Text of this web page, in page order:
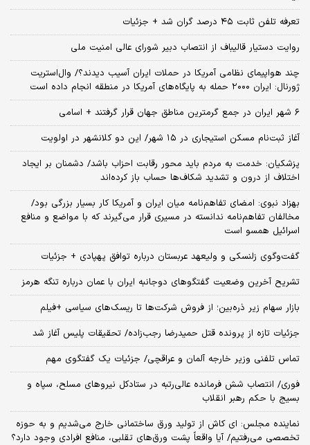
تعرفه تلفن ثابت ۴۵ درصد گران شد + جزئیات
روایت دستیار قالیباف از انتصاب دبیر شورای عالی امنیت ملی
چند هواپیمای نظامی آمریکا در حملات ایران آسیب دیدند؟/ وال‌استریت
ژورنال: ایران ۲۰۰۰ حمله به پایگاه‌های آمریکا در منطقه انجام داده است
۶ شهر ایران در جمع گرمترین مناطق جهان قرار گرفتند + اسامی
آغاز ثبت‌نام مسکن استیجاری در ۱۵ شهر/ این دو کلانشهر در اولویت
پزشکیان: خدمت به مردم باید محور رقابت احزاب باشد/ دشمنان بر ایجاد
اختلاف از درون و تشدید شکاف‌ها حساب باز کرده‌اند
بهزاد نبوی: امضای تفاهم‌نامه میان ایران و آمریکا کار بسیار بزرگی بود/
مخالفان تفاهم‌نامه ندانسته در مسیری قرار می‌گیرند که با مواضع و منافع
اسرائیل همسو است
گفت‌وگوی زلنسکی و ولیعهد عربستان درباره توافق پهپادی + جزئیات
تشریح آخرین وضعیت گفتگوهای دوجانبه ایران با عمان درباره تنگه هرمز
بازار سهام زیر ذره‌بین؛ از فروش شرکت‌ها تا ریسک‌های سیاسی +فیلم
جزئیات تازه از پرونده قتل حمیدرضا رجب‌زاده/ تحقیقات پلیس آغاز شد
تماس تلفنی وزیر خارجه آلمان و عراقچی/ جزئیات یک گفتگوی مهم
فوری/ انتصاب شش فرمانده عالی‌رتبه در ستادکل نیروهای مسلح، سپاه و
بسیج با حکم رهبر انقلاب
نماینده مجلس: ای‌ کاش از تولید ورق ساختمانی خارج می‌شدیم و به حوزه
تخصصی می‌رفتیم/ آیا واقعاً پشت ورق‌های تقلبی، منافع افرادی وجود دارد؟